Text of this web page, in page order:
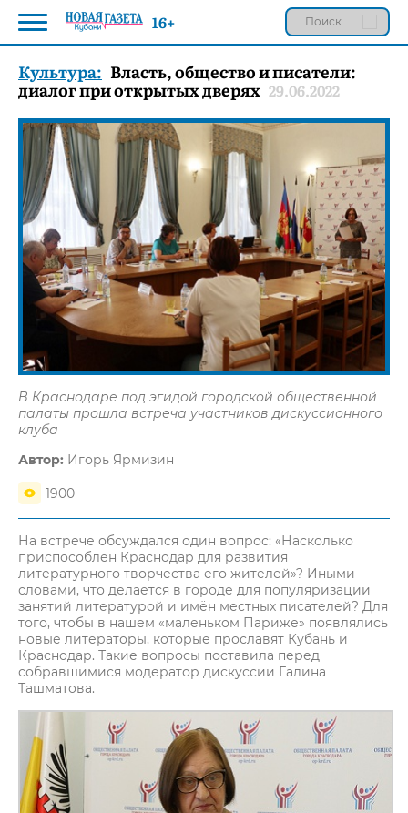
Культура: Власть, общество и писатели:
диалог при открытых дверях 29.06.2022
В Краснодаре под эгидой городской общественной
палаты прошла встреча участников дискуссионного
клуба
Автор: Игорь Ярмизин
1900
На встрече обсуждался один вопрос: «Насколько
приспособлен Краснодар для развития
литературного творчества его жителей»? Иными
словами, что делается в городе для популяризации
занятий литературой и имён местных писателей? Для
того, чтобы в нашем «маленьком Париже» появлялись
новые литераторы, которые прославят Кубань и
Краснодар. Такие вопросы поставила перед
собравшимися модератор дискуссии Галина
Ташматова.
16+